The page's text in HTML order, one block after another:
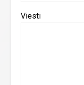
Viesti